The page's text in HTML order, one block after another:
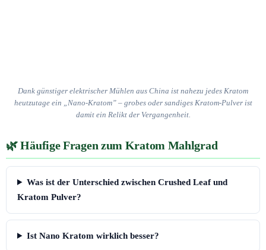
Dank günstiger elektrischer Mühlen aus China ist nahezu jedes Kratom
heutzutage ein „Nano-Kratom” – grobes oder sandiges Kratom-Pulver ist
damit ein Relikt der Vergangenheit.
Häufige Fragen zum Kratom Mahlgrad
Was ist der Unterschied zwischen Crushed Leaf und
Kratom Pulver?
Ist Nano Kratom wirklich besser?